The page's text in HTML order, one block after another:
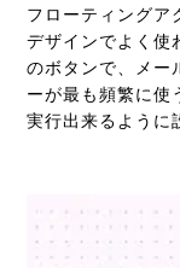
フローティングア
デザインでよく使
のボタンで、メー
ーが最も頻繁に使
実行出来るように